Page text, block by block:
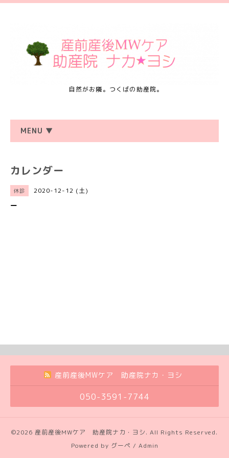
自然がお隣。つくばの助産院。
MENU ▼
カレンダー
休診 2020-12-12 (土)
ー
産前産後MWケア 助産院ナカ・ヨシ
050-3591-7744
©2026 産前産後MWケア 助産院ナカ・ヨシ. All Rights Reserved.
Powered by グーペ / Admin